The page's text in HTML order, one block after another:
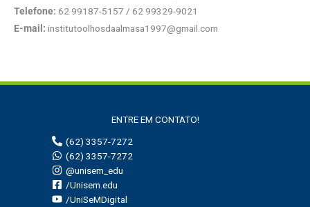
Telefone: 62 99187-5157 / 62 99329-9021
E-mail: institutoolhosdaalmasa1997@gmail.com
ENTRE EM CONTATO!
(62) 3357-7272
(62) 3357-7272
@unisem_edu
/Unisem.edu
/UniSeMDigital